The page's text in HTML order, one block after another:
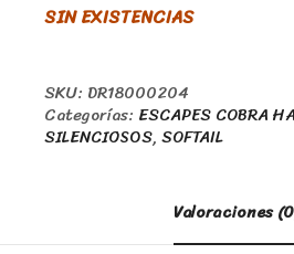
SIN EXISTENCIAS
SKU: DR18000204
Categorías: ESCAPES COBRA
SILENCIOSOS,SOFTAIL
Valoraciones